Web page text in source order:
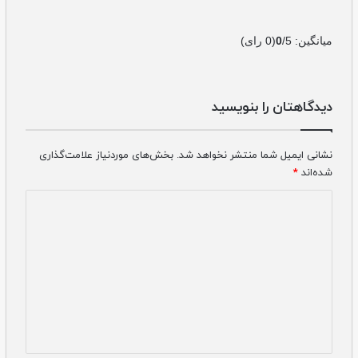
میانگین: 0/5
(
0 رای)
دیدگاهتان را بنویسید
نشانی ایمیل شما منتشر نخواهد شد. بخش‌های موردنیاز علامت‌گذاری
شده‌اند *